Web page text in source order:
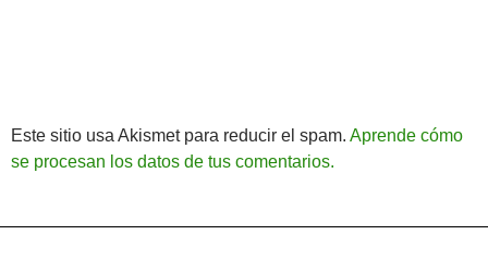
Este sitio usa Akismet para reducir el spam. Aprende cómo
se procesan los datos de tus comentarios.